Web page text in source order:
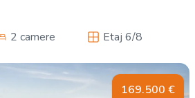
2 camere Etaj 6/8
169.500 €